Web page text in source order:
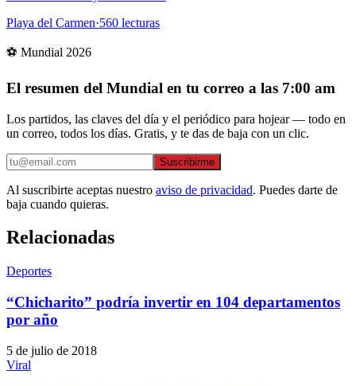
Playa del Carmen·560 lecturas
⚽ Mundial 2026
El resumen del Mundial en tu correo a las 7:00 am
Los partidos, las claves del día y el periódico para hojear — todo en
un correo, todos los días. Gratis, y te das de baja con un clic.
Suscribirme
Al suscribirte aceptas nuestro aviso de privacidad. Puedes darte de
baja cuando quieras.
Relacionadas
Deportes
“Chicharito” podría invertir en 104 departamentos
por año
5 de julio de 2018
Viral